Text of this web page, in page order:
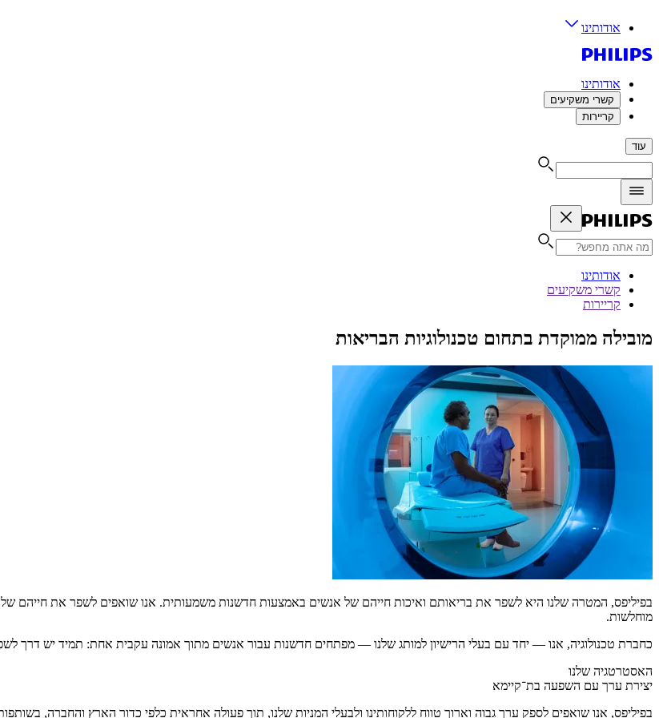
אודותינו
אודותינו
קשרי משקיעים
קריירות
עוד
אודותינו
קשרי משקיעים
קריירות
מובילה ממוקדת בתחום טכנולוגיות הבריאות
מוחלשות.
כחברת טכנולוגיה, אנו — יחד עם בעלי הרישיון למותג שלנו — מפתחים חדשנות עבור אנשים מתוך אמונה עקבית אחת: תמיד יש דרך
האסטרטגיה שלנו
יצירת ערך עם השפעה בת־קיימא
בפיליפס, אנו שואפים לספק ערך גבוה וארוך טווח ללקוחותינו ולבעלי המניות שלנו, תוך פעולה אחראית כלפי כדור הארץ והחברה,